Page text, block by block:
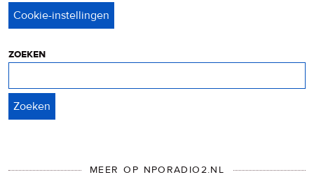
zoeken
MEER OP NPORADIO2.NL